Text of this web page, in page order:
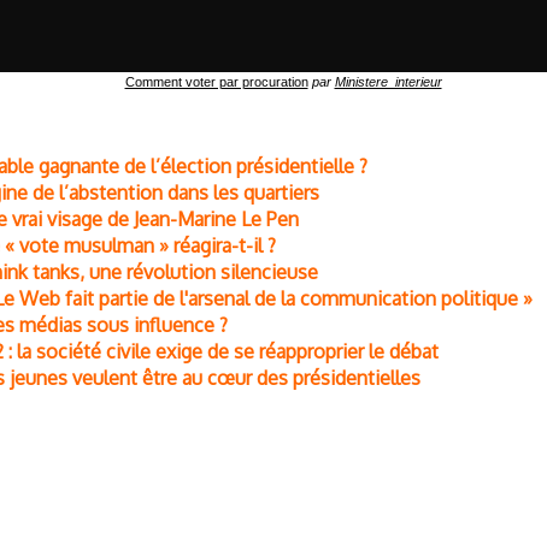
Comment voter par procuration par Ministere_interieur
gagnante de l’élection présidentielle ?
de l’abstention dans les quartiers
vrai visage de Jean-Marine Le Pen
« vote musulman » réagira-t-il ?
tanks, une révolution silencieuse
Web fait partie de l'arsenal de la communication politique »
médias sous influence ?
: la société civile exige de se réapproprier le débat
jeunes veulent être au cœur des présidentielles